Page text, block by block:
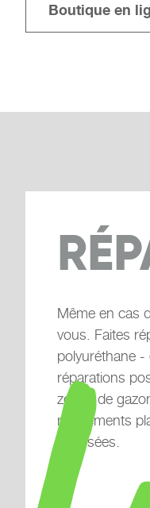
Boutique en
Même en cas
vous. Faites
polyuréthane -
réparations
zones de
revêtements
stressées.